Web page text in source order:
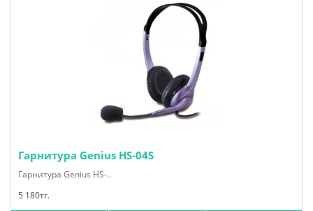
Гарнитура Genius HS-04S
Гарнитура Genius HS-..
5 180тг.